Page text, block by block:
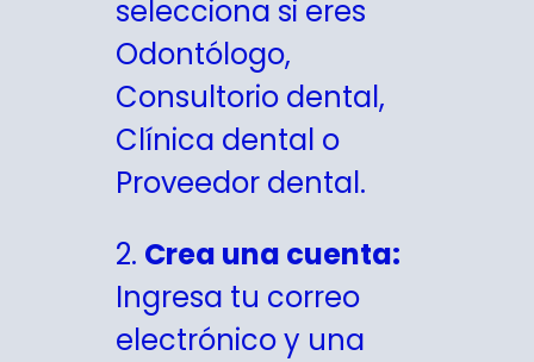
selecciona si eres
Odontólogo,
Consultorio dental,
Clínica dental o
Proveedor dental.
2. Crea una cuenta:
Ingresa tu correo
electrónico y una